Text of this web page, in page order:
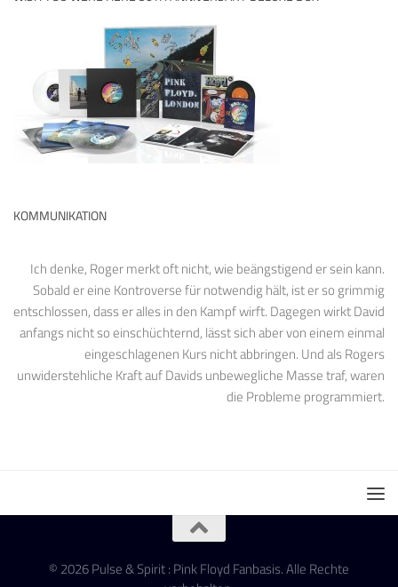
KOMMUNIKATION
Ich denke, Roger merkt oft nicht, wie beängstigend er sein kann.
Sobald er eine Kontroverse für notwendig hält, ist er so grimmig
entschlossen, dass er alles in den Kampf wirft. Dagegen wirkt David
anfangs nicht so einschüchternd, lässt sich aber von einem einmal
eingeschlagenen Kurs nicht abbringen. Und als Rogers
unwiderstehliche Kraft auf Davids unbewegliche Masse traf, waren
die Probleme programmiert.
© 2026 Pulse & Spirit : Pink Floyd Fanbasis. Alle Rechte